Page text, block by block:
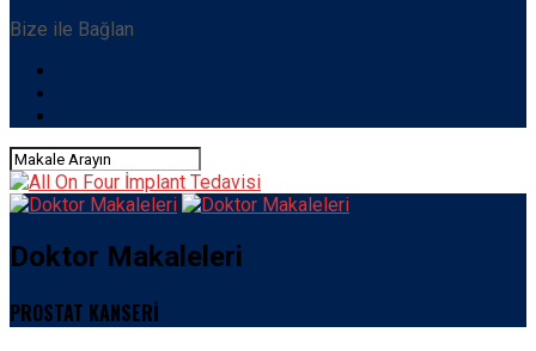
Bize ile Bağlan
Doktor Makaleleri
PROSTAT KANSERİ